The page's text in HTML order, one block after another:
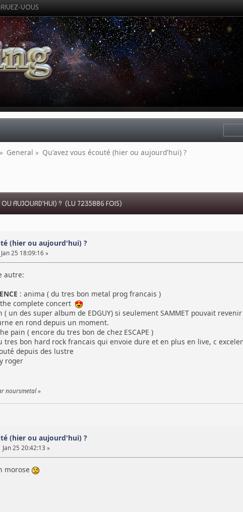
VOUS
» General » Qu'avez vous écouté (hier ou aujourd'hui) ?
OU AUJOURD'HUI) ? (LU 7235886 FOIS)
(hier ou aujourd'hui) ?
25 18:09:16 »
autre:
: anima ( du tres bon metal prog francais )
complete concert
un des super album de EDGUY) si seulement SAMMET pouvait
en rond depuis un moment.
pain ( encore du tres bon de chez ESCAPE )
tres bon hard rock francais qui envoie dure et en plus en live, c
depuis des lustre
roger
noursmetal»
(hier ou aujourd'hui) ?
Jan 25 20:42:13 »
morose